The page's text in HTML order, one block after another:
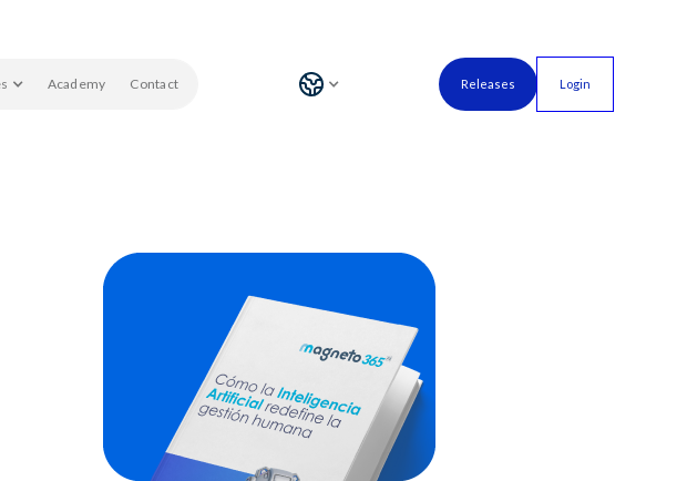
Academy Contact Releases Login